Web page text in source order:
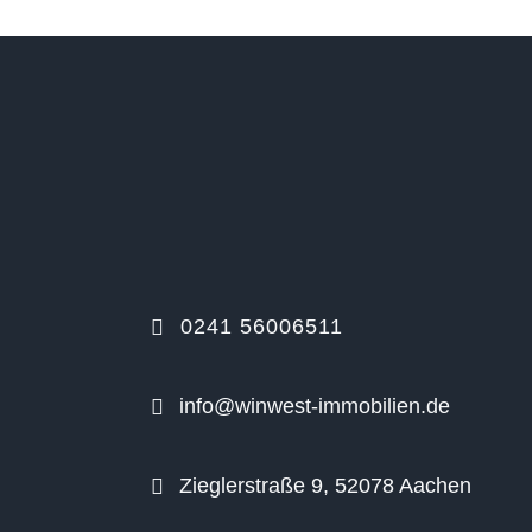
0241 56006511
info@winwest-immobilien.de
Zieglerstraße 9, 52078 Aachen